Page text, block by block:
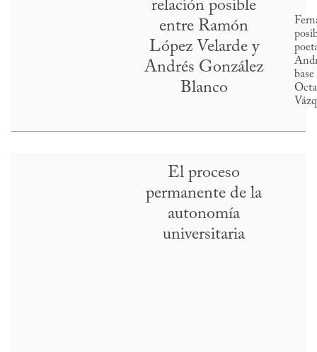
relación posible
entre Ramón
López Velarde y
Andrés González
Blanco
El proceso
permanente de la
autonomía
universitaria